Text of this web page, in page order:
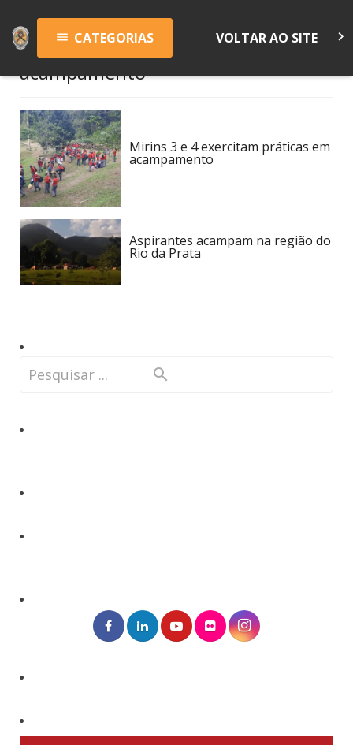
menu CATEGORIAS VOLTAR AO SITE keyboard_arrow_right
acampamento
Mirins 3 e 4 exercitam práticas em
acampamento
Aspirantes acampam na região do
Rio da Prata